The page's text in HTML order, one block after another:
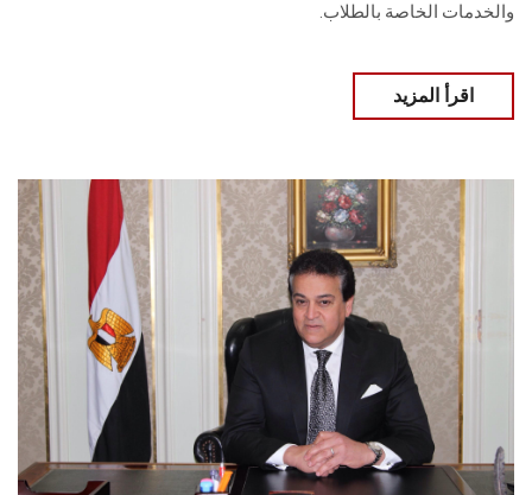
والخدمات الخاصة بالطلاب.
اقرأ المزيد